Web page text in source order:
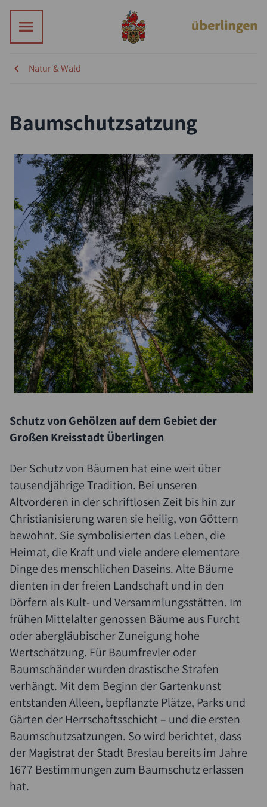
Natur & Wald
Baumschutzsatzung
Schutz von Gehölzen auf dem Gebiet der
Großen Kreisstadt Überlingen
Der Schutz von Bäumen hat eine weit über
tausendjährige Tradition. Bei unseren
Altvorderen in der schriftlosen Zeit bis hin zur
Christianisierung waren sie heilig, von Göttern
bewohnt. Sie symbolisierten das Leben, die
Heimat, die Kraft und viele andere elementare
Dinge des menschlichen Daseins. Alte Bäume
dienten in der freien Landschaft und in den
Dörfern als Kult- und Versammlungsstätten. Im
frühen Mittelalter genossen Bäume aus Furcht
oder abergläubischer Zuneigung hohe
Wertschätzung. Für Baumfrevler oder
Baumschänder wurden drastische Strafen
verhängt. Mit dem Beginn der Gartenkunst
entstanden Alleen, bepflanzte Plätze, Parks und
Gärten der Herrschaftsschicht – und die ersten
Baumschutzsatzungen. So wird berichtet, dass
der Magistrat der Stadt Breslau bereits im Jahre
1677 Bestimmungen zum Baumschutz erlassen
hat.